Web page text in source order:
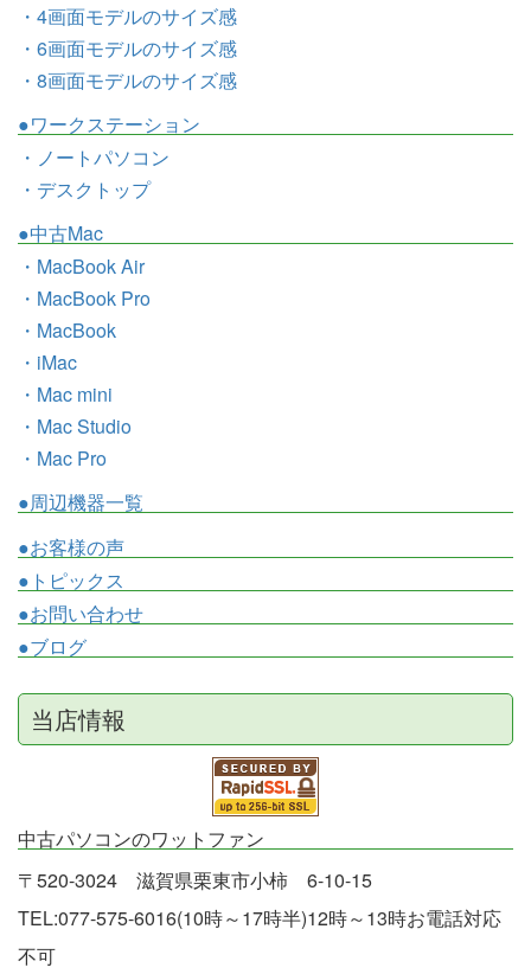
・4画面モデルのサイズ感
・6画面モデルのサイズ感
・8画面モデルのサイズ感
●ワークステーション
・ノートパソコン
・デスクトップ
●中古Mac
・MacBook Air
・MacBook Pro
・MacBook
・iMac
・Mac mini
・Mac Studio
・Mac Pro
●周辺機器一覧
●お客様の声
●トピックス
●お問い合わせ
●ブログ
当店情報
中古パソコンのワットファン
〒520-3024 滋賀県栗東市小柿 6-10-15
TEL:077-575-6016(10時～17時半)12時～13時お電話対応
不可